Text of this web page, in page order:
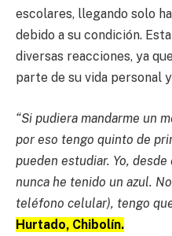
escolares, llegando solo
debido a su condición.
diversas reacciones, ya
parte de su vida personal
“Si pudiera mandarme un
por eso tengo quinto de
pueden estudiar. Yo,
nunca he tenido un azul.
teléfono celular), tengo
Hurtado, Chibolín.